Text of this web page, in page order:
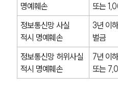
명예훼손
또는
정보통신망 사실
적시 명예훼손
3년 이
벌금
정보통신망 허위사실
적시 명예훼손
7년 이
또는